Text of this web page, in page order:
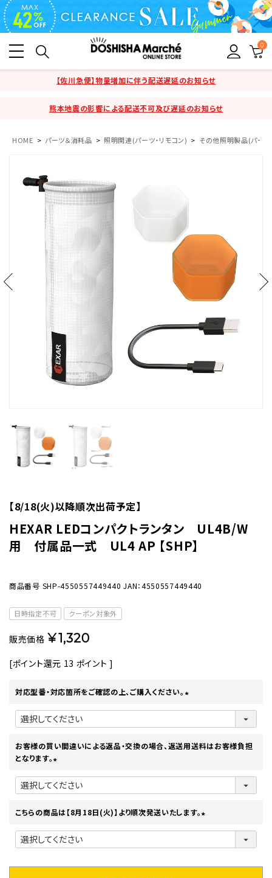
0
【佐川急便】物量増加に伴う配送遅延のお知らせ
熊本地震の影響による配送不可及び遅延のお知らせ
HOME パーツ＆消耗品 照明関連(パーツ・リモコン) その他照明製品(パーツ
【8/18(火)以降順次出荷予定】
HEXAR LEDコンパクトランタン UL4B/W
用 付属品一式 UL4 AP 【SHP】
商品番号 SHP-4550557449440 JAN：4550557449440
日時指定不可 クーポン対象外
販売価格 ¥1,320
[ポイント還元 13 ポイント ]
対応型番・対応箇所をご確認の上、ご購入ください。
(
)
お客様の買い間違いによる返品・交換の場合、返送用送料はお客様負担
となります。
(
必
)
こちらの商品は【8月18日(火)】より順次発送いたします。
(
)